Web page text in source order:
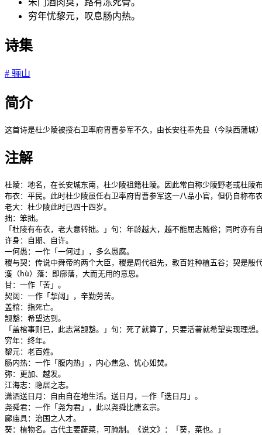
穷年忧黎元，叹息肠内热。
诗集
# 骊山
简介
这首诗是杜少陵被授右卫率府胄曹参军不久，由长安往奉先县（今陕西蒲
注解
杜陵：地名，在长安城东南，杜少陵祖籍杜陵。因此常自称少陵野老或杜陵
布衣：平民。此时杜少陵虽任右卫率府胄曹参军这一八品小官，但仍自称布
老大：杜少陵此时已四十四岁。
拙：笨拙。
「杜陵有布衣，老大意转拙。」句：年龄越大，越不能屈志随俗；同时亦有
许身：自期、自许。
一何愚：一作「一何过」，多么愚腐。
稷与契：传说中舜帝的两个大臣，稷是周代祖先，教百姓种植五谷；契是殷
濩（hù）落：即廓落，大而无用的意思。
甘：一作「苦」。
契阔：一作「挈阔」，辛勤劳苦。
盖棺：指死亡。
觊豁：希望达到。
「盖棺事则已，此志常觊豁。」句：死了就算了，只要活著就希望实现理想
穷年：终年。
黎元：老百姓。
肠内热：一作「腹内热」，内心焦急、忧心如焚。
弥：更加、越发。
江海志：隐居之志。
潇洒送日月：自由自在地生活。送日月，一作「迭日月」。
尧舜君：一作「尧为君」，此以尧舜比唐玄宗。
廊庙具：治国之人才。
葵：植物名。古代主要蔬菜，可腌制。《说文》：「葵，菜也。」